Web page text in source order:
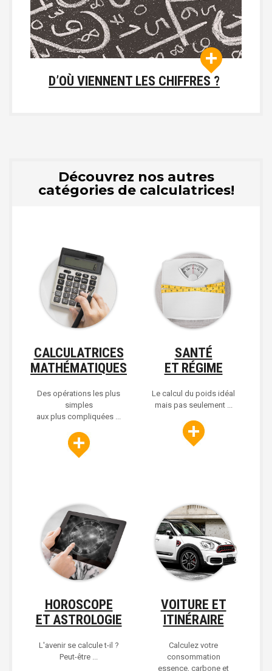
D’OÙ VIENNENT LES CHIFFRES ?
Découvrez nos autres
catégories de calculatrices!
CALCULATRICES
MATHÉMATIQUES
Des opérations les plus
simples
aux plus compliquées ...
SANTÉ
ET RÉGIME
Le calcul du poids idéal
mais pas seulement ...
HOROSCOPE
ET ASTROLOGIE
L'avenir se calcule t-il ?
Peut-être ...
VOITURE ET
ITINÉRAIRE
Calculez votre
consommation
essence, carbone et